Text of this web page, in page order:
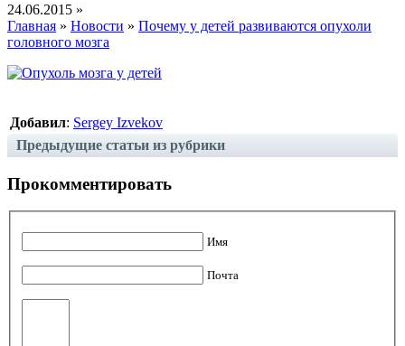
24.06.2015 »
Главная » Новости » Почему у детей развиваются опухоли
головного мозга
Добавил: Sergey Izvekov
Предыдущие статьи из рубрики
Прокомментировать
Имя
Почта